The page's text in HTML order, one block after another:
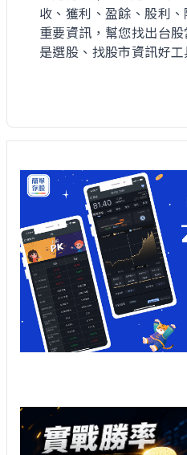
收、獲利、盈餘、股利
重要資訊，幫您找出台
是選股、找股市資訊好工